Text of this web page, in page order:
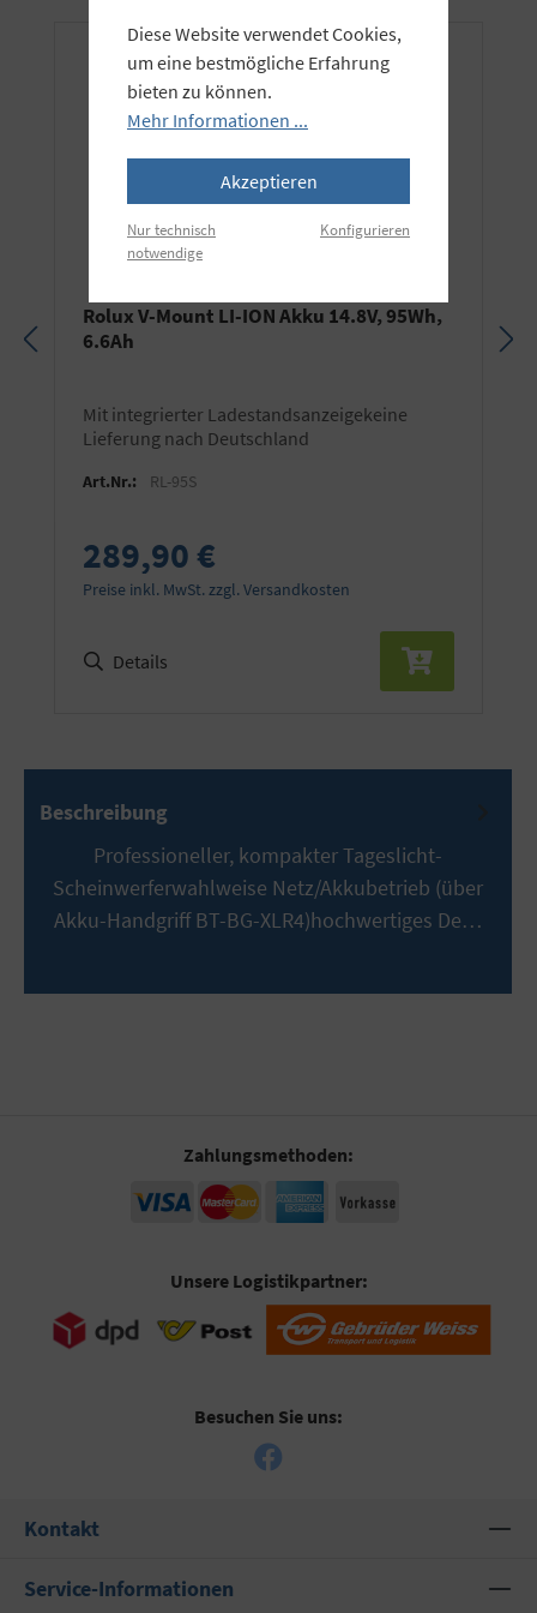
Rolux V-Mount LI-ION Akku 14.8V, 95Wh,
6.6Ah
mit integrierter Ladestandsanzeigekeine
Lieferung nach Deutschland
Art.Nr.: RL-95S
289,90 €
Preise inkl. MwSt. zzgl. Versandkosten
Details
Beschreibung
Professioneller, kompakter Tageslicht-
Scheinwerferwahlweise Netz/Akkubetrieb (über
Akku-Handgriff BT-BG-XLR4)hochwertiges De…
Zahlungsmethoden:
Unsere Logistikpartner:
Besuchen Sie uns:
Kontakt
Service-Informationen
Diese Website verwendet Cookies,
um eine bestmögliche Erfahrung
bieten zu können.
Mehr Informationen ...
Akzeptieren
Nur technisch
notwendige
Konfigurieren